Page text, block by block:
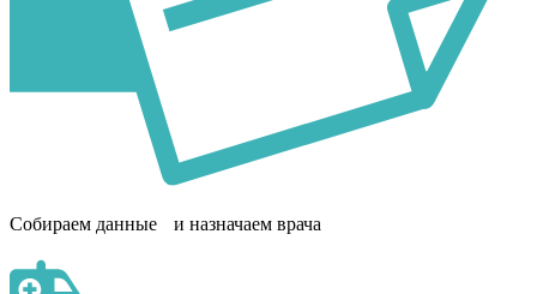
Собираем данные и назначаем врача